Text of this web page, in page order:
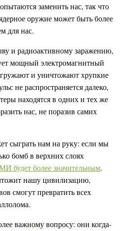
заменить нас, так что
оружие может быть более
для нас.
и радиоактивному заражению,
мощный электромагнитный
и уничтожают хрупкие
не распространяется далеко,
находятся в одних и тех же
нас, не поразив самих
сыграть нам на руку: если мы
бомб в верхних слоях
будет более значительным.
нашу цивилизацию,
смогут превратить всех
важному вопросу: они когда-